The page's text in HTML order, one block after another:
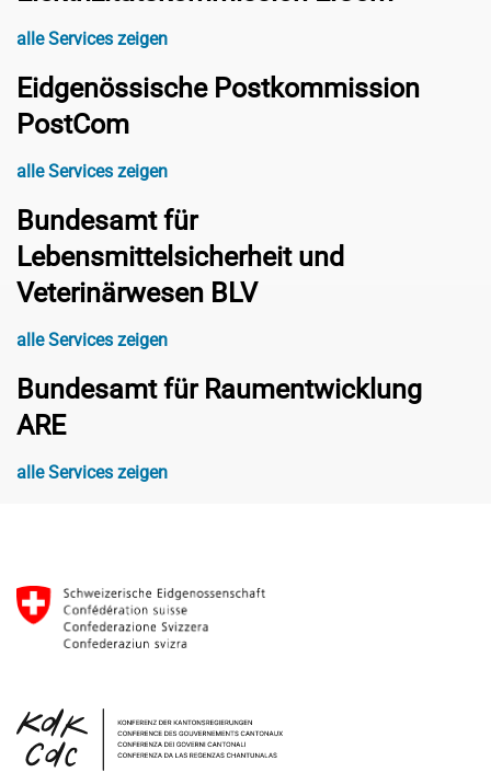
alle Services zeigen
Eidgenössische Postkommission
PostCom
alle Services zeigen
Bundesamt für
Lebensmittelsicherheit und
Veterinärwesen BLV
alle Services zeigen
Bundesamt für Raumentwicklung
ARE
alle Services zeigen